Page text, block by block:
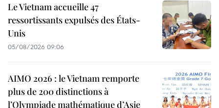
Le Vietnam accueille 47
ressortissants expulsés des États-
Unis
05/08/2026 09:06
AIMO 2026 : le Vietnam remporte
plus de 200 distinctions à
l’Olympiade mathématique d’Asie